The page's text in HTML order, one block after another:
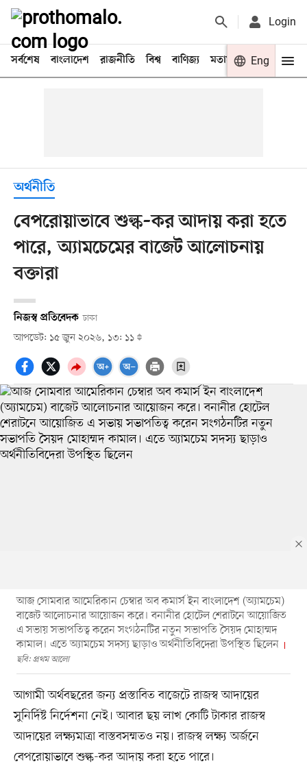
Login
সর্বশেষ বাংলাদেশ রাজনীতি বিশ্ব বাণিজ্য মতামত খেলা
Eng
অর্থনীতি
বেপরোয়াভাবে শুল্ক–কর আদায় করা হতে
পারে, অ্যামচেমের বাজেট আলোচনায়
বক্তারা
নিজস্ব প্রতিবেদক ঢাকা
আপডেট: ১৫ জুন ২০২৬, ১৩: ১১
আজ সোমবার আমেরিকান চেম্বার অব কমার্স ইন বাংলাদেশ (অ্যামচেম)
বাজেট আলোচনার আয়োজন করে। বনানীর হোটেল শেরাটনে আয়োজিত
এ সভায় সভাপতিত্ব করেন সংগঠনটির নতুন সভাপতি সৈয়দ মোহাম্মদ
কামাল। এতে অ্যামচেম সদস্য ছাড়াও অর্থনীতিবিদেরা উপস্থিত ছিলেন
ছবি: প্রথম আলো
আগামী অর্থবছরের জন্য প্রস্তাবিত বাজেটে রাজস্ব আদায়ের
সুনির্দিষ্ট নির্দেশনা নেই। আবার ছয় লাখ কোটি টাকার রাজস্ব
আদায়ের লক্ষ্যমাত্রা বাস্তবসম্মতও নয়। রাজস্ব লক্ষ্য অর্জনে
বেপরোয়াভাবে শুল্ক-কর আদায় করা হতে পারে।